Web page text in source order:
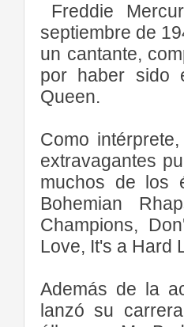
Freddie
septiembre de
un cantante,
por haber sido
Queen.
Como
extravagantes
muchos de los
Bohemian
Champions,
Love, It's a Hard
Además de la
lanzó su